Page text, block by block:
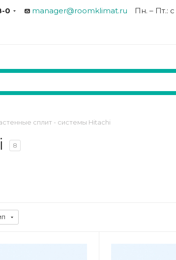
0 manager@roomklimat.ru Пн. – Пт.:
сплит - системы Hitachi
8